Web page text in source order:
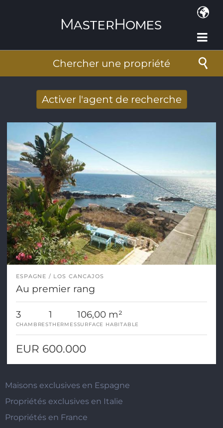
Chercher une propriété
Activer l'agent de recherche
par Email
Adresse de courriel
ESPAGNE LOS CANCAJOS
Au premier rang
3
CHAMBRES
1
THERMES
106,00 m²
SURFACE HABITABLE
EUR 600.000
Maisons exclusives en Espagne
Propriétés exclusives en Italie
Propriétés en France